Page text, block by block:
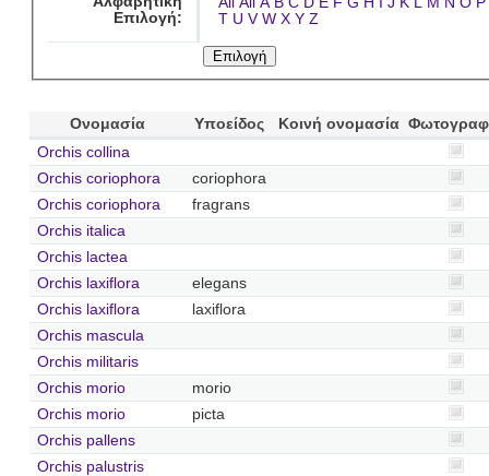
Επιλογή:
T U V W X Y Z
Ονομασία Υποείδος Κοινή ονομασία
Orchis collina
Orchis coriophora
coriophora
Orchis coriophora
fragrans
Orchis italica
Orchis lactea
Orchis laxiflora
elegans
Orchis laxiflora
laxiflora
Orchis mascula
Orchis militaris
Orchis morio
morio
Orchis morio
picta
Orchis pallens
Orchis palustris